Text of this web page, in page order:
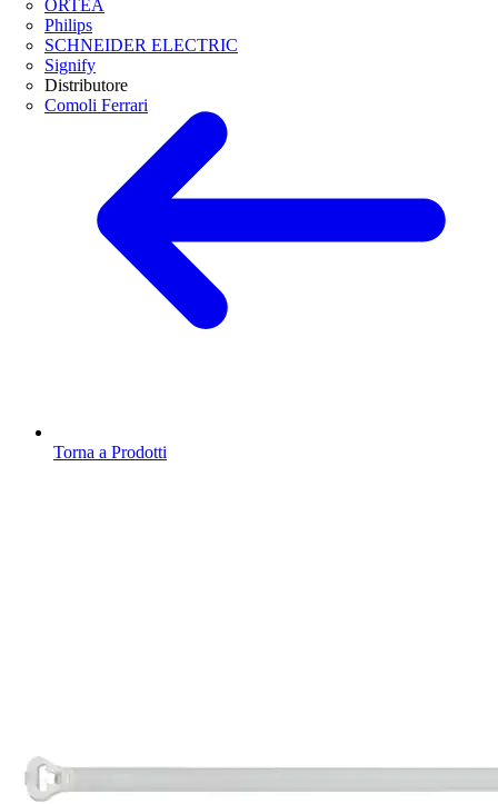
ORTEA
Philips
SCHNEIDER ELECTRIC
Signify
Distributore
Comoli Ferrari
Torna a Prodotti